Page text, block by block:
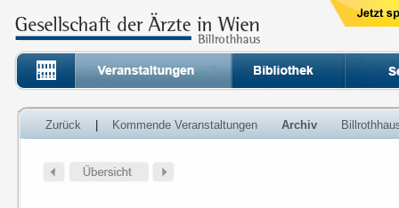
Zurück Kommende Veranstaltungen Archiv